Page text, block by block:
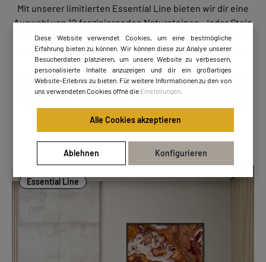
Mit unserer limitierten Essential Line bieten wir dir eine
Auswahl von 12 faszinierenden Natursteinen. Jeder Stein
besitzt einzigartige Eigenschaften und Merkmale, die ihn
später zu einem wahren Unikat machen. Egal, ob du dich
für den geheimnisvollen Rain Forest Brown, den
eleganten Silver Wave oder den königlichen Royal Purple
entscheidest – wir sind sicher, dass du den passenden
Naturstein findest, der perfekt zu dir und deinem Stil
passt.
Essential Line
Diese Website verwendet Cookies, um eine bestmögliche
Erfahrung bieten zu können. Wir können diese zur Analye unserer
Besucherdaten platzieren, um unsere Website zu verbessern,
personalisierte Inhalte anzuzeigen und dir ein großartiges
Website-Erlebnis zu bieten. Für weitere Informationen zu den von
uns verwendeten Cookies öffne die Einstellungen
Alle Cookies akzeptieren
Ablehnen Konfigurieren